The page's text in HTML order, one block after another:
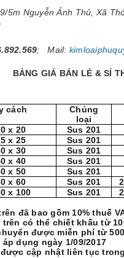
5m Nguyễn Ảnh Thủ, Xã
; Mail:
BẢNG GIÁ BÁN LẺ & SỈ
cách
Chủng
loại
x 20 Sus 201
x 25
Sus 201
x 30
Sus 201
x 40
Sus 201
x 50
Sus 201
x 60
Sus 201
x 100
Sus 201
đã bao gồm 10% thuế
trên có thể chiết khấu từ
được miễn phí từ 500
áp dụng ngày 1/09/2017
cập nhật liên tục